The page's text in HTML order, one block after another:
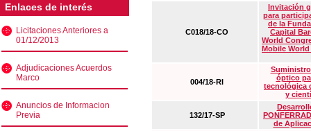
Enlaces de interés
Licitaciones Anteriores a
01/12/2013
Adjudicaciones Acuerdos
Marco
Anuncios de Informacion
Previa
C018/18-CO
Invitación
para
de la
Capital
World
Mobile
004/18-RI
óptico
tecnológica
y
132/17-SP
de